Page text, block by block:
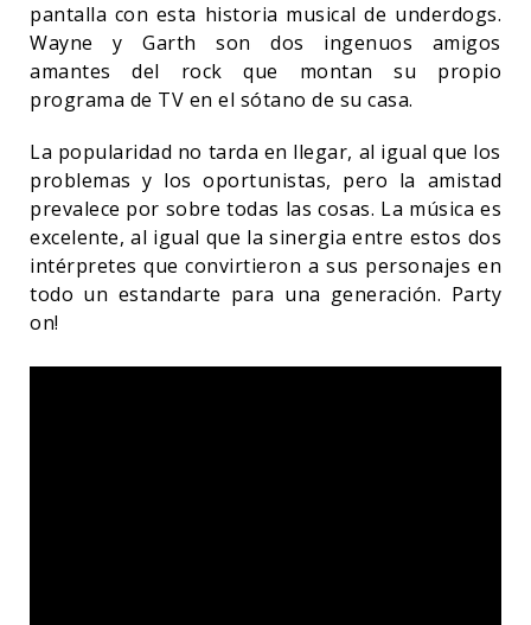
pantalla con esta historia musical de underdogs.
Wayne y Garth son dos ingenuos amigos
amantes del rock que montan su propio
programa de TV en el sótano de su casa.
La popularidad no tarda en llegar, al igual que los
problemas y los oportunistas, pero la amistad
prevalece por sobre todas las cosas. La música es
excelente, al igual que la sinergia entre estos dos
intérpretes que convirtieron a sus personajes en
todo un estandarte para una generación. Party
on!